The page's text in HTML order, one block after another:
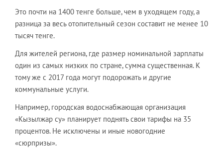
Это почти на 1400 тенге больше, чем в уходящем году, а
разница за весь отопительный сезон составит не менее 10
тысяч тенге.
Для жителей региона, где размер номинальной зарплаты
один из самых низких по стране, сумма существенная. К
тому же с 2017 года могут подорожать и другие
коммунальные услуги.
Например, городская водоснабжающая организация
«Кызылжар су» планирует поднять свои тарифы на 35
процентов. Не исключены и иные новогодние
«сюрпризы».